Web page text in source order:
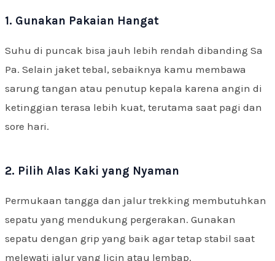
1. Gunakan Pakaian Hangat
Suhu di puncak bisa jauh lebih rendah dibanding Sa
Pa. Selain jaket tebal, sebaiknya kamu membawa
sarung tangan atau penutup kepala karena angin di
ketinggian terasa lebih kuat, terutama saat pagi dan
sore hari.
2. Pilih Alas Kaki yang Nyaman
Permukaan tangga dan jalur trekking membutuhkan
sepatu yang mendukung pergerakan. Gunakan
sepatu dengan grip yang baik agar tetap stabil saat
melewati jalur yang licin atau lembap.